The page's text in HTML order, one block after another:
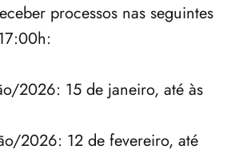
processos nas seguintes
17:00h:
2026: 15 de janeiro, até às
2026: 12 de fevereiro, até